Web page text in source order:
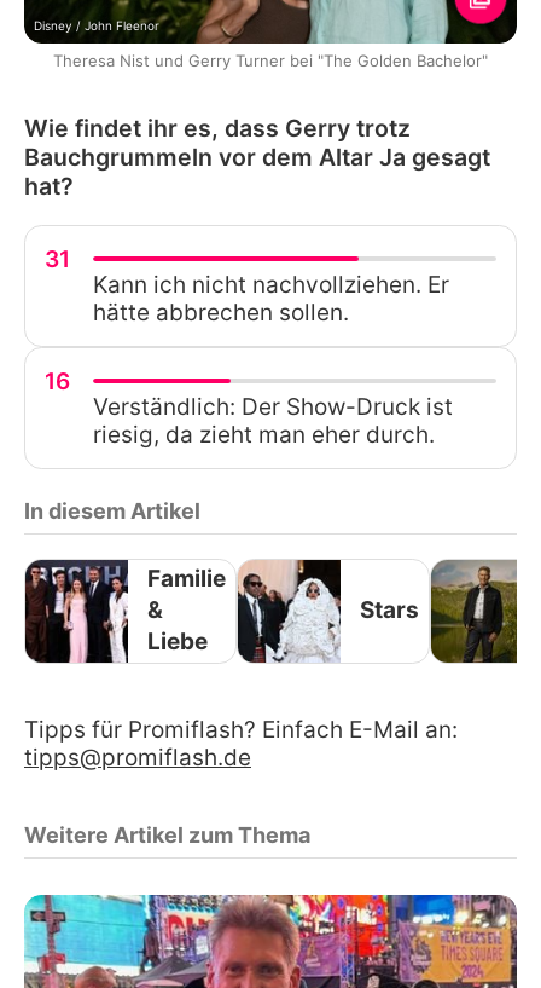
Disney / John Fleenor
Theresa Nist und Gerry Turner bei "The Golden Bachelor"
Wie findet ihr es, dass Gerry trotz
Bauchgrummeln vor dem Altar Ja gesagt
hat?
31
Kann ich nicht nachvollziehen. Er
hätte abbrechen sollen.
16
Verständlich: Der Show-Druck ist
riesig, da zieht man eher durch.
In diesem Artikel
Familie
&
Liebe
Stars
Tipps für Promiflash? Einfach E-Mail an:
tipps@promiflash.de
Weitere Artikel zum Thema